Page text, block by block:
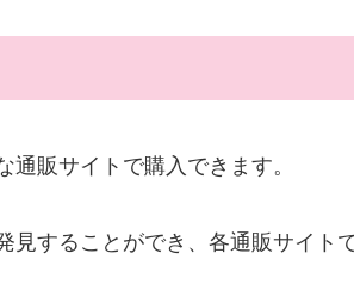
通販サイトで購入できます。
見することができ、各通販サイト